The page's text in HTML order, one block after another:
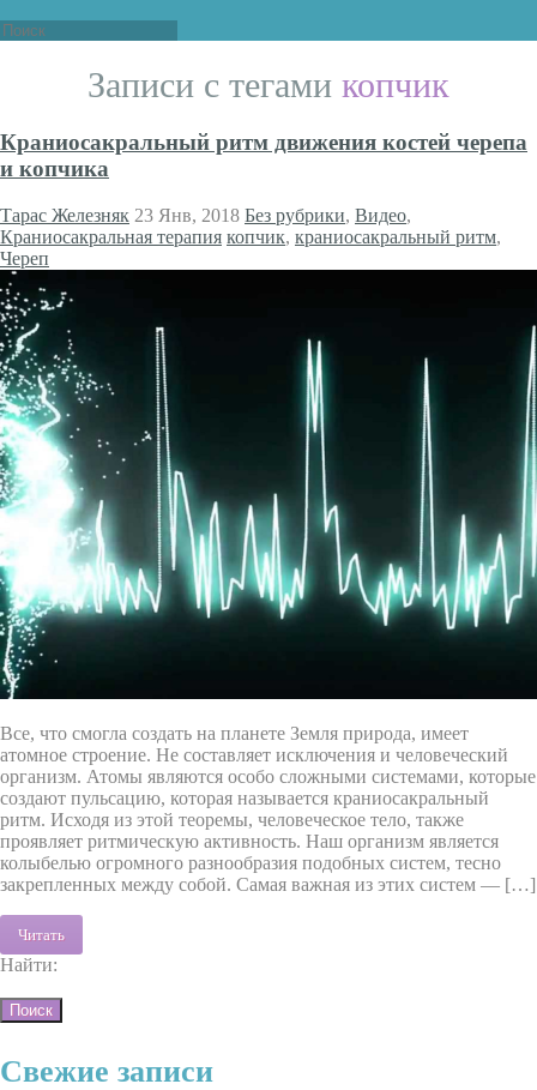
Записи с тегами копчик
Краниосакральный ритм движения костей черепа
и копчика
Тарас Железняк 23 Янв, 2018 Без рубрики, Видео,
Краниосакральная терапия копчик, краниосакральный ритм,
Череп
Все, что смогла создать на планете Земля природа, имеет
атомное строение. Не составляет исключения и человеческий
организм. Атомы являются особо сложными системами, которые
создают пульсацию, которая называется краниосакральный
ритм. Исходя из этой теоремы, человеческое тело, также
проявляет ритмическую активность. Наш организм является
колыбелью огромного разнообразия подобных систем, тесно
закрепленных между собой. Самая важная из этих систем — […]
Читать
Найти:
Свежие записи